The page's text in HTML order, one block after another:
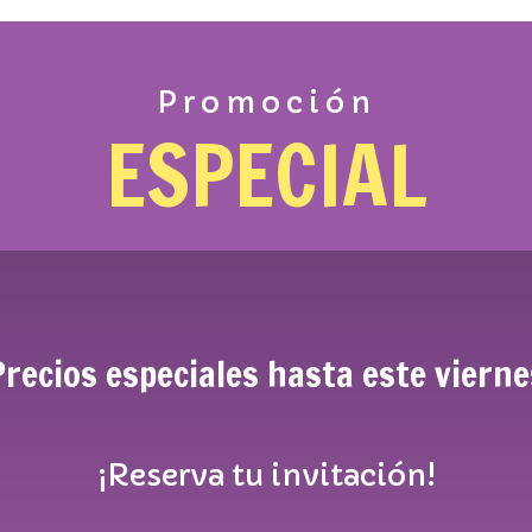
Promoción
ESPECIAL
especiales hasta este
¡Reserva tu invitación!